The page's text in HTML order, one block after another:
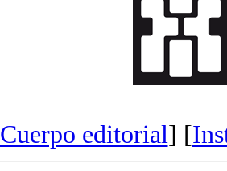
Cuerpo editorial] [